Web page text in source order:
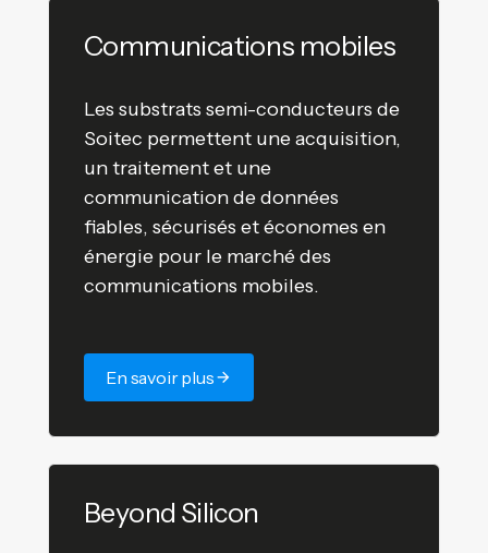
Communications mobiles
Les substrats semi-conducteurs de
Soitec permettent une acquisition,
un traitement et une
communication de données
fiables, sécurisés et économes en
énergie pour le marché des
communications mobiles.
En savoir plus
Beyond Silicon